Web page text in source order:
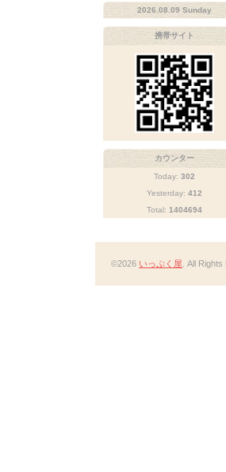
2026.08.09 Sunday
携帯サイト
カウンター
Today: 302
Yesterday: 412
Total: 1404694
©2026 いっぷく屋 . All